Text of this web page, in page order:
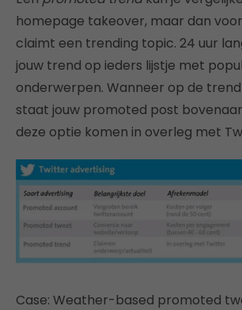
homepage takeover, maar dan
claimt een trending topic. 24 uur
jouw trend op ieders lijstje met
onderwerpen. Wanneer op de
staat jouw promoted post
deze optie komen in overleg met
Case: Weather-based promoted